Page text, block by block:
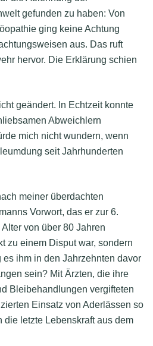
gefunden zu haben: Von
ging keine Achtung
aus. Das ruft
hervor. Die Erklärung schien
geändert. In Echtzeit konnte
Abweichlern
mich nicht wundern, wenn
seit Jahrhunderten
meiner überdachten
Vorwort, das er zur 6.
von über 80 Jahren
zu einem Disput war, sondern
ihm in den Jahrzehnten davor
sein? Mit Ärzten, die ihre
Bleibehandlungen vergifteten
Einsatz von Aderlässen so
die letzte Lebenskraft aus dem